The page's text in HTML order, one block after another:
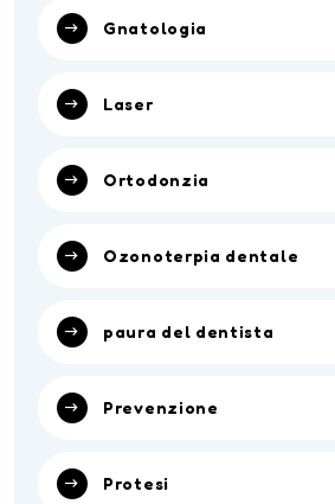
Gnatologia
Laser
Ortodonzia
Ozonoterpia dentale
paura del dentista
Prevenzione
Protesi